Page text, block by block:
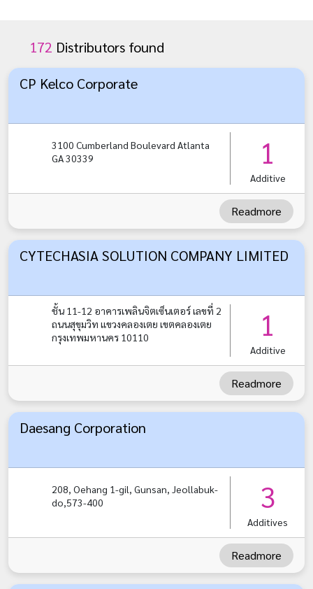
172 Distributors found
CP Kelco Corporate
3100 Cumberland Boulevard Atlanta
GA 30339
1
Additive
Readmore
CYTECHASIA SOLUTION COMPANY LIMITED
ชั้น 11-12 อาคารเพลินจิตเซ็นเตอร์ เลขที่ 2
ถนนสุขุมวิท แขวงคลองเตย เขตคลองเตย
กรุงเทพมหานคร 10110
1
Additive
Readmore
Daesang Corporation
208, Oehang 1-gil, Gunsan, Jeollabuk-
do,573-400
3
Additives
Readmore